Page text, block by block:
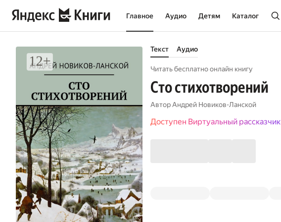
Главное Аудио Детям Каталог
Текст Аудио
Читать бесплатно онлайн книгу
Сто стихотворений
АвторАндрей Новиков-Ланской
Доступен Виртуальный рассказчик